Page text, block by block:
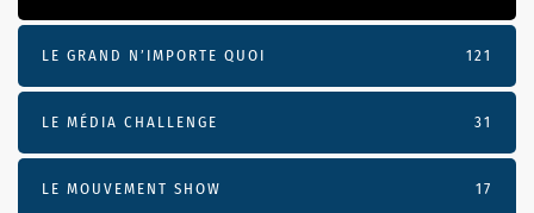
LE GRAND N’IMPORTE QUOI 121
LE MÉDIA CHALLENGE 31
LE MOUVEMENT SHOW 17